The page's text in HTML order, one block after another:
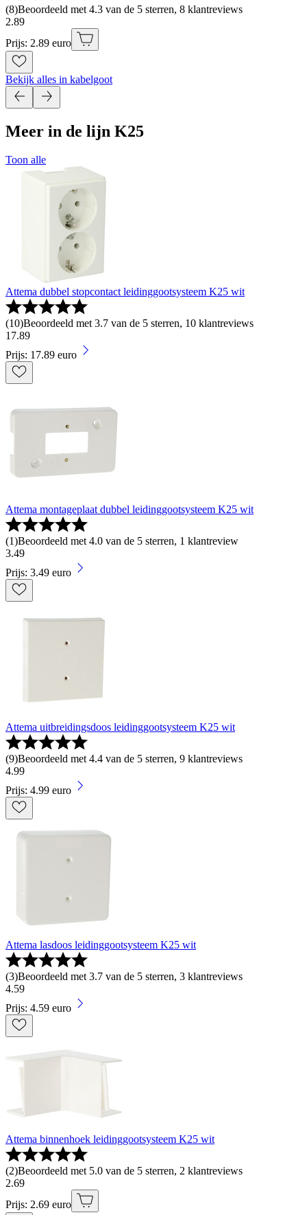
(8)Beoordeeld met 4.3 van de 5 sterren, 8 klantreviews
2.89
Prijs: 2.89 euro
Bekijk alles in kabelgoot
Meer in de lijn K25
Toon alle
Attema dubbel stopcontact leidinggootsysteem K25 wit
(10)Beoordeeld met 3.7 van de 5 sterren, 10 klantreviews
17.89
Prijs: 17.89 euro
Attema montageplaat dubbel leidinggootsysteem K25 wit
(1)Beoordeeld met 4.0 van de 5 sterren, 1 klantreview
3.49
Prijs: 3.49 euro
Attema uitbreidingsdoos leidinggootsysteem K25 wit
(9)Beoordeeld met 4.4 van de 5 sterren, 9 klantreviews
4.99
Prijs: 4.99 euro
Attema lasdoos leidinggootsysteem K25 wit
(3)Beoordeeld met 3.7 van de 5 sterren, 3 klantreviews
4.59
Prijs: 4.59 euro
Attema binnenhoek leidinggootsysteem K25 wit
(2)Beoordeeld met 5.0 van de 5 sterren, 2 klantreviews
2.69
Prijs: 2.69 euro